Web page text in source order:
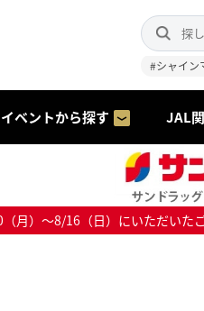
#シャイン
イベントから探す JAL
月）～8/16（日）にいただいた